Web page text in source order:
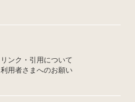
リンク・引用について
利用者さまへのお願い